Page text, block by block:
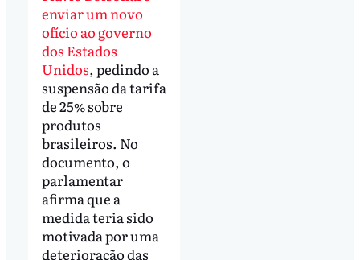
enviar um novo
ofício ao governo
dos Estados
Unidos, pedindo a
suspensão da tarifa
de 25% sobre
produtos
brasileiros. No
documento, o
parlamentar
afirma que a
medida teria sido
motivada por uma
deterioração das